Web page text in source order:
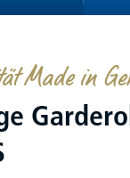
Made in